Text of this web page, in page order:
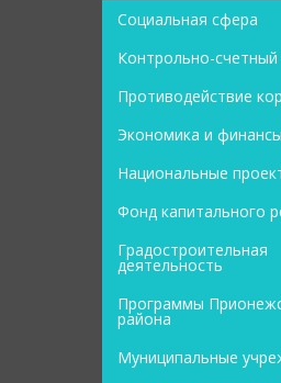
Социальная сфера
Контрольно-счетный
Противодействие
Экономика и финансы
Национальные
Фонд капитального
Градостроительная
деятельность
Программы
района
Муниципальные